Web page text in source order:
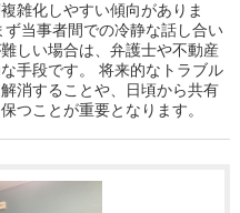
雑化しやすい傾向がありま
当事者間での冷静な話し合い
しい場合は、弁護士や不動産
手段です。 将来的なトラブル
消することや、日頃から共有
つことが重要となります。